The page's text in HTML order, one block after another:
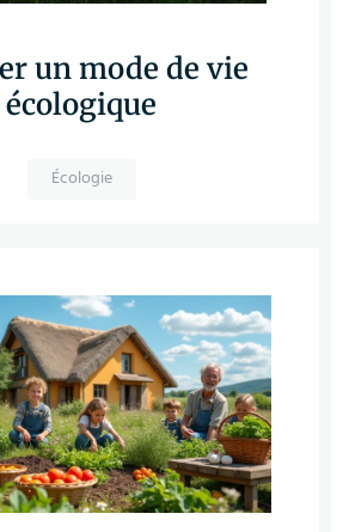
un mode de vie
écologique
Écologie